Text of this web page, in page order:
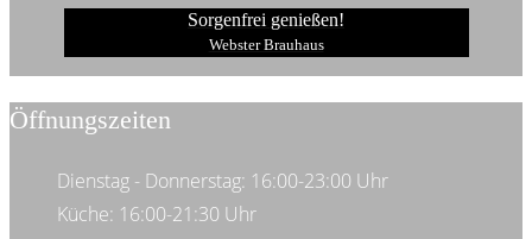
Sorgenfrei genießen!
Webster Brauhaus
Öffnungszeiten
Dienstag - Donnerstag: 16:00-23:00 Uhr
Küche: 16:00-21:30 Uhr